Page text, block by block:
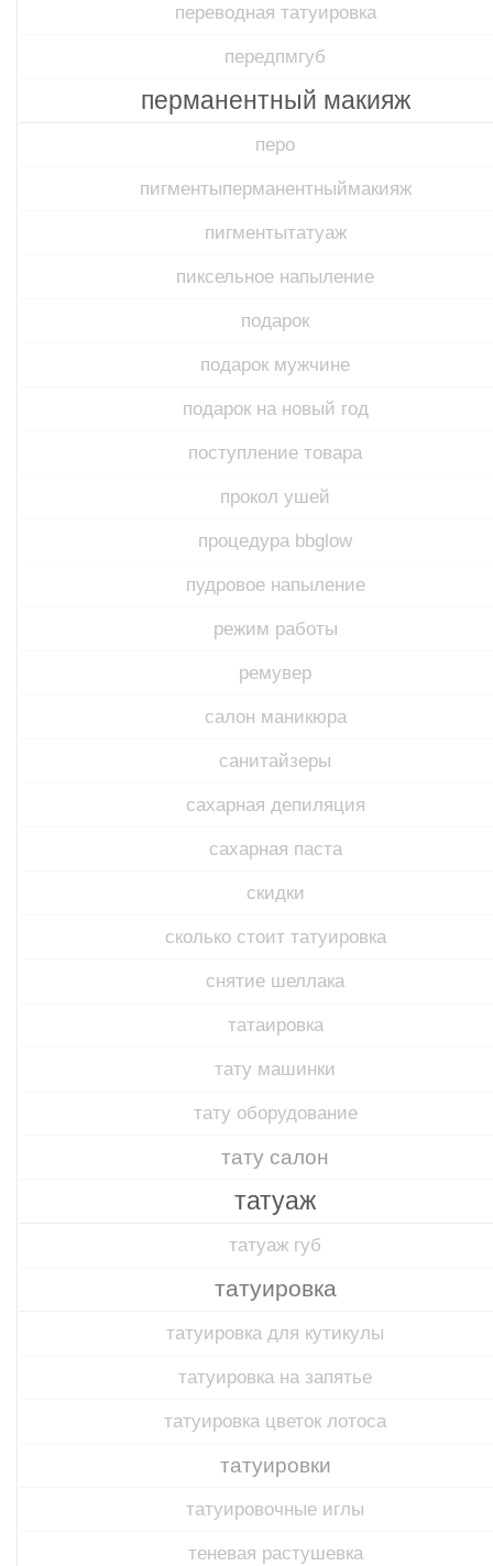
переводная татуировка
передпмгуб​
перманентный макияж
перо
пигментыперманентныймакияж
пигментытатуаж
пиксельное напыление
подарок
подарок мужчине
подарок на новый год
поступление товара
прокол ушей
процедура bbglow
пудровое напыление
режим работы
ремувер
салон маникюра
санитайзеры
сахарная депиляция
сахарная паста
скидки
сколько стоит татуировка
снятие шеллака
татаировка
тату машинки
тату оборудование
тату салон
татуаж
татуаж губ
татуировка
татуировка для кутикулы
татуировка на запятье
татуировка цветок лотоса
татуировки
татуировочные иглы
теневая растушевка